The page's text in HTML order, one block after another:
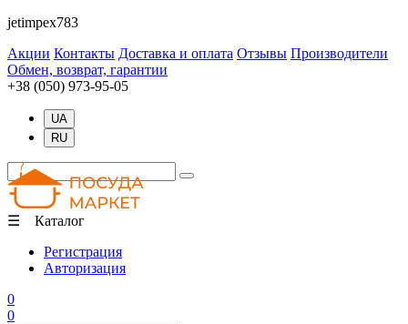
jetimpex783
Акции Контакты Доставка и оплата Отзывы Производители
Обмен, возврат, гарантии
+38 (050) 973-95-05
UA
RU
☰ Каталог
Регистрация
Авторизация
0
0